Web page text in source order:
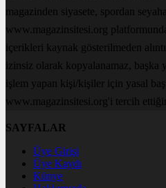
magazinden siyasete, spordan
www.magazinsitesi.org
içerikleri kaynak gösterilmeden
izinsiz olarak kopyalanamaz, başka
işlem yapan kişi/kişiler için yasal
www.magazinsitesi.org'i tercih
SAYFALAR
Üye Girişi
Üye Kaydı
Künye